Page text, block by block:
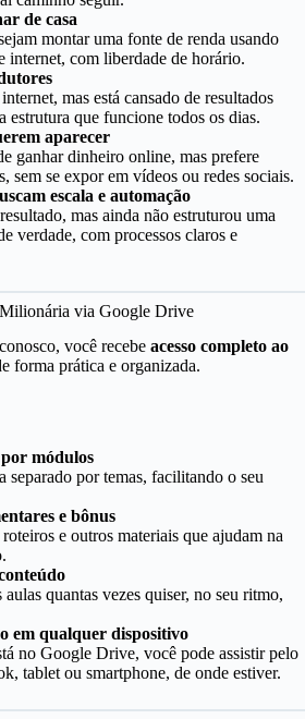
de casa
montar uma fonte de renda usando
internet, com liberdade de horário.
mas está cansado de resultados
estrutura que funcione todos os dias.
aparecer
ganhar dinheiro online, mas prefere
sem se expor em vídeos ou redes sociais.
escala e automação
mas ainda não estruturou uma
verdade, com processos claros e
via Google Drive
você recebe acesso completo ao
forma prática e organizada.
módulos
separado por temas, facilitando o seu
e bônus
e outros materiais que ajudam na
aulas quantas vezes quiser, no seu ritmo,
em qualquer dispositivo
no Google Drive, você pode assistir pelo
tablet ou smartphone, de onde estiver.